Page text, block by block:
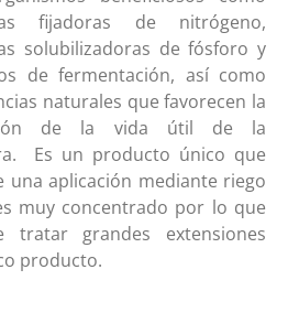
fijadoras de nitrógeno,
solubilizadoras de fósforo y
de fermentación, así como
naturales que favorecen la
de la vida útil de la
Es un producto único que
una aplicación mediante riego
muy concentrado por lo que
tratar grandes extensiones
producto.